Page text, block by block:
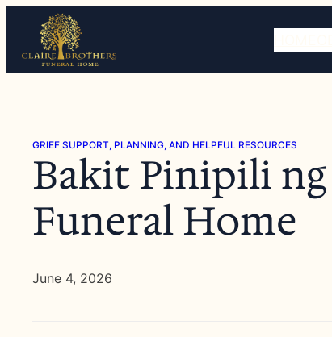
content
GRIEF SUPPORT, PLANNING, AND HELPFUL RESOURCES
Bakit Pinipili ng
Funeral Home
June 4, 2026